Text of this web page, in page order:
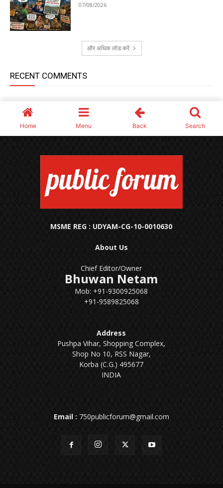
MSME REG : UDYAM-CG-10-0010630
About Us
Chief Editor/Owner
Bhuwan Netam
Mob: +91-9300925068
+91-9589825068
Address
Pushpa Vihar, Shopping Complex,
Shop No 10, RSS Nagar,
Korba (C.G.) 495677
INDIA
Email : 750publicforum@gmail.com